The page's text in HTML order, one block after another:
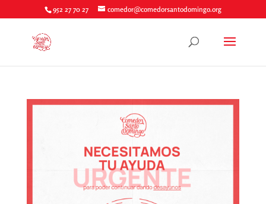
952 27 70 27 comedor@comedorsantodomingo.org